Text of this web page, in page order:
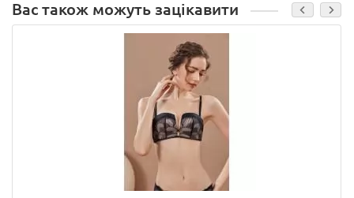
Вас також можуть зацікавити